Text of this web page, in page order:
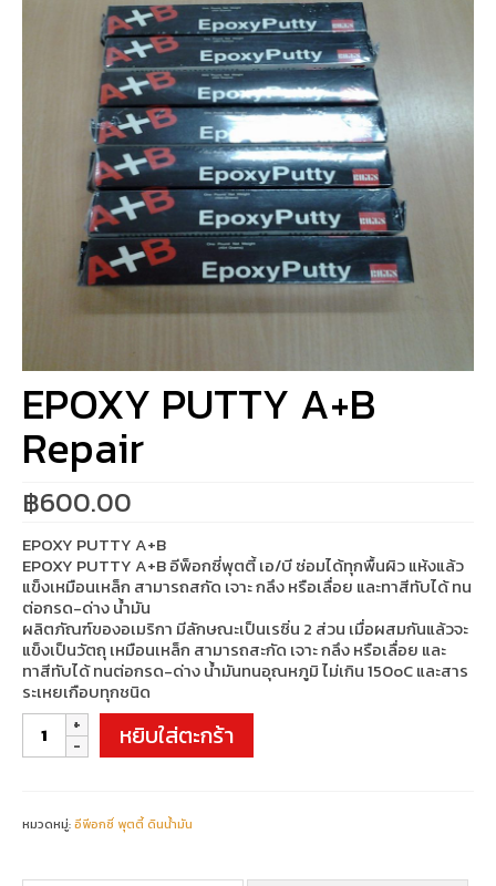
EPOXY PUTTY A+B
Repair
฿600.00
EPOXY PUTTY A+B
EPOXY PUTTY A+B อีพ็อกซี่พุตตี้ เอ/บี ซ่อมได้ทุกพื้นผิว แห้งแล้ว
แข็งเหมือนเหล็ก สามารถสกัด เจาะ กลึง หรือเลื่อย และทาสีทับได้ ทน
ต่อกรด-ด่าง น้ำมัน
ผลิตภัณฑ์ของอเมริกา มีลักษณะเป็นเรซิ่น 2 ส่วน เมื่อผสมกันแล้วจะ
แข็งเป็นวัตถุ เหมือนเหล็ก สามารถสะกัด เจาะ กลึง หรือเลื่อย และ
ทาสีทับได้ ทนต่อกรด-ด่าง น้ำมันทนอุณหภูมิ ไม่เกิน 150oC และสาร
ระเหยเกือบทุกชนิด
จำนวน
EPOXY
PUTTY
ชิ้น
หยิบใส่ตะกร้า
หมวดหมู่:อีพีอกซี่ พุตตี้ ดินน้ำมัน